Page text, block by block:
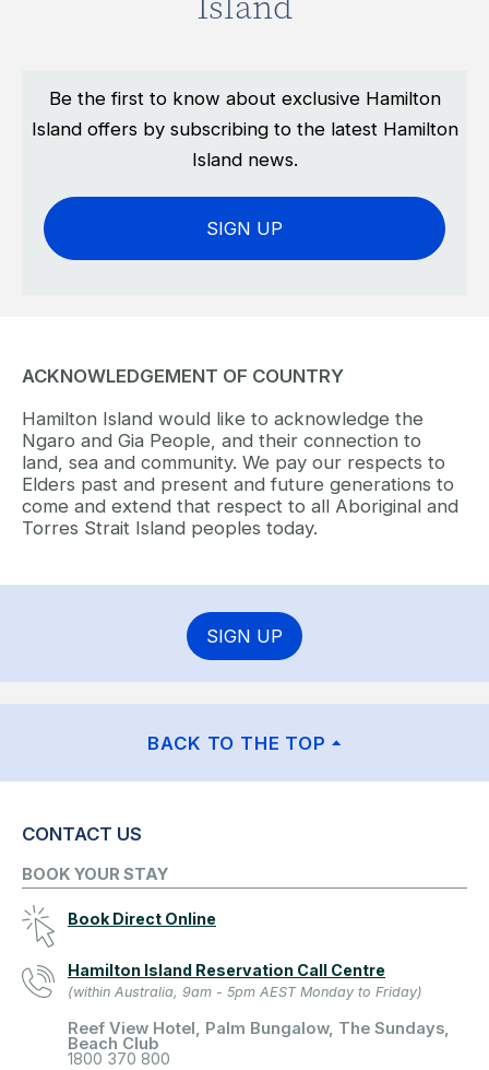
Be the first to know about exclusive Hamilton
Island offers by subscribing to the latest Hamilton
Island news.
SIGN UP
ACKNOWLEDGEMENT OF COUNTRY
Hamilton Island would like to acknowledge the
Ngaro and Gia People, and their connection to
land, sea and community. We pay our respects to
Elders past and present and future generations to
come and extend that respect to all Aboriginal and
Torres Strait Island peoples today.
SIGN UP
BACK TO THE TOP
CONTACT US
BOOK YOUR STAY
Book Direct Online
Hamilton Island Reservation Call Centre
(within Australia, 9am - 5pm AEST Monday to Friday)
Reef View Hotel, Palm Bungalow, The Sundays,
Beach Club
1800 370 800